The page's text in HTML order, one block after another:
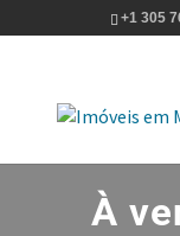
+1 305
À